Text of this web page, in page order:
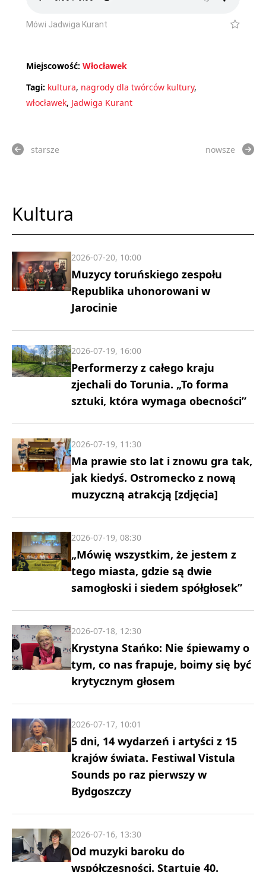
Mówi Jadwiga Kurant
Miejscowość: Włocławek
Tagi: kultura, nagrody dla twórców kultury,
włocławek, Jadwiga Kurant
starsze nowsze
Kultura
Muzycy toruńskiego zespołu
Republika uhonorowani w
Jarocinie
2026-07-20, 10:00
Performerzy z całego kraju
zjechali do Torunia. „To forma
sztuki, która wymaga obecności”
2026-07-19, 16:00
Ma prawie sto lat i znowu gra tak,
jak kiedyś. Ostromecko z nową
muzyczną atrakcją [zdjęcia]
2026-07-19, 11:30
„Mówię wszystkim, że jestem z
tego miasta, gdzie są dwie
samogłoski i siedem spółgłosek”
2026-07-19, 08:30
Krystyna Stańko: Nie śpiewamy o
tym, co nas frapuje, boimy się być
krytycznym głosem
2026-07-18, 12:30
5 dni, 14 wydarzeń i artyści z 15
krajów świata. Festiwal Vistula
Sounds po raz pierwszy w
Bydgoszczy
2026-07-17, 10:01
Od muzyki baroku do
współczesności. Startuje 40.
2026-07-16, 13:30